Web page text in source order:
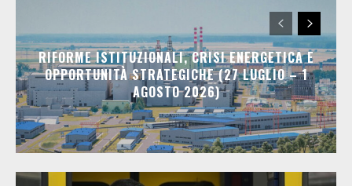
RIFORME ISTITUZIONALI, CRISI ENERGETICA E
OPPORTUNITÀ STRATEGICHE (27 LUGLIO – 1
AGOSTO 2026)